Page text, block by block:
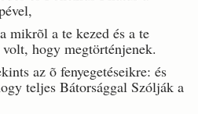
mikrõl a te kezed és a te
volt, hogy megtörténjenek.
az õ fenyegetéseikre: és
teljes Bátorsággal Szólják a